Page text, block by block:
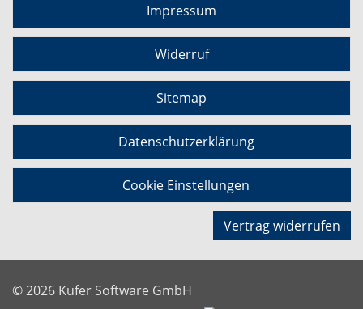
Impressum
Widerruf
Sitemap
Datenschutzerklärung
Cookie Einstellungen
Vertrag widerrufen
© 2026 Kufer Software GmbH